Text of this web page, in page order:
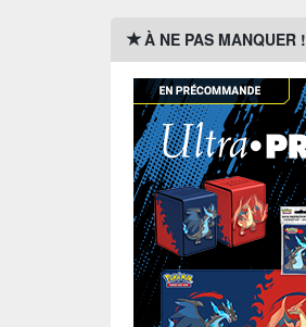
À NE PAS MANQUER !